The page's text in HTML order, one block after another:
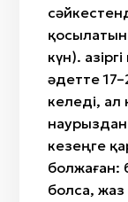
күн).
әдетте
келеді, ал
наурыздан
кезеңге
болжаған:
болса,